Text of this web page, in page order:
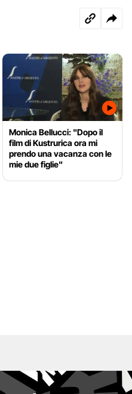
Monica Bellucci: "Dopo il
film di Kustrurica ora mi
prendo una vacanza con le
mie due figlie"